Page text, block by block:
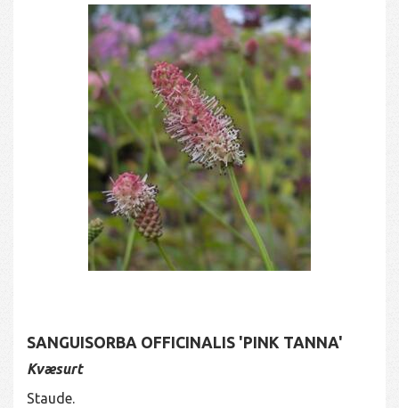
SANGUISORBA OFFICINALIS 'PINK TANNA'
Kvæsurt
Staude.